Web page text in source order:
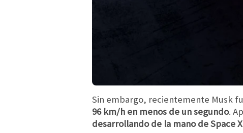
Sin embargo, recientemente Musk
96 km/h en menos de un segundo.
desarrollando de la mano de Space X